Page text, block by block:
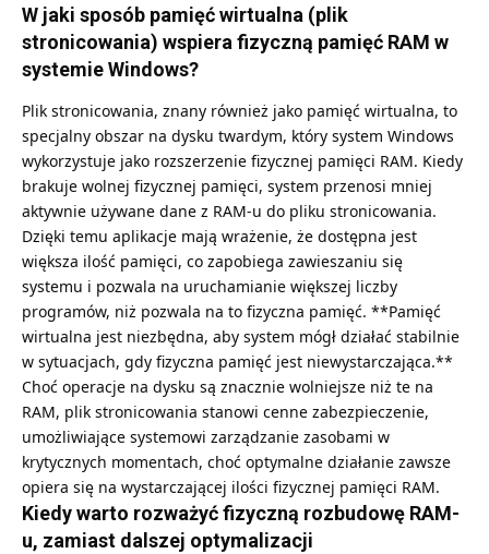
W jaki sposób pamięć wirtualna (plik
stronicowania) wspiera fizyczną pamięć RAM w
systemie Windows?
Plik stronicowania, znany również jako pamięć wirtualna, to
specjalny obszar na dysku twardym, który system Windows
wykorzystuje jako rozszerzenie fizycznej pamięci RAM. Kiedy
brakuje wolnej fizycznej pamięci, system przenosi mniej
aktywnie używane dane z RAM-u do pliku stronicowania.
Dzięki temu aplikacje mają wrażenie, że dostępna jest
większa ilość pamięci, co zapobiega zawieszaniu się
systemu i pozwala na uruchamianie większej liczby
programów, niż pozwala na to fizyczna pamięć. **Pamięć
wirtualna jest niezbędna, aby system mógł działać stabilnie
w sytuacjach, gdy fizyczna pamięć jest niewystarczająca.**
Choć operacje na dysku są znacznie wolniejsze niż te na
RAM, plik stronicowania stanowi cenne zabezpieczenie,
umożliwiające systemowi zarządzanie zasobami w
krytycznych momentach, choć optymalne działanie zawsze
opiera się na wystarczającej ilości fizycznej pamięci RAM.
Kiedy warto rozważyć fizyczną rozbudowę RAM-
u, zamiast dalszej optymalizacji